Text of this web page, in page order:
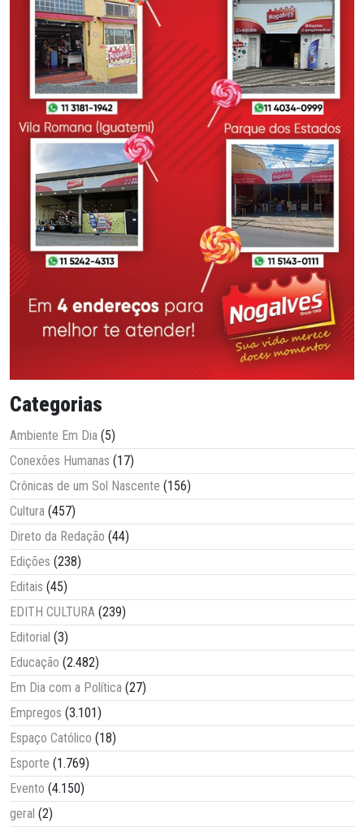
Categorias
Ambiente Em Dia (5)
Conexões Humanas (17)
Crônicas de um Sol Nascente (156)
Cultura (457)
Direto da Redação (44)
Edições (238)
Editais (45)
EDITH CULTURA (239)
Editorial (3)
Educação (2.482)
Em Dia com a Política (27)
Empregos (3.101)
Espaço Católico (18)
Esporte (1.769)
Evento (4.150)
geral (2)